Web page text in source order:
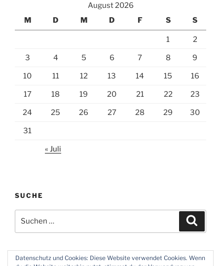
August 2026
M
D M D F S S
1 2
3 4 5 6 7 8 9
10 11 12 13 14 15 16
17 18 19 20 21 22 23
24 25 26 27 28 29 30
31
« Juli
SUCHE
nach:
Datenschutz und Cookies: Diese Website verwendet Cookies. Wenn